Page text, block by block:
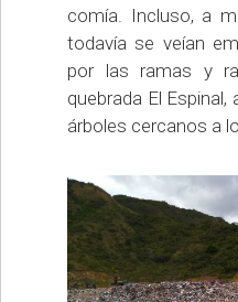
comía. Incluso, a
todavía se veían
por las ramas y
quebrada El
árboles cercanos a